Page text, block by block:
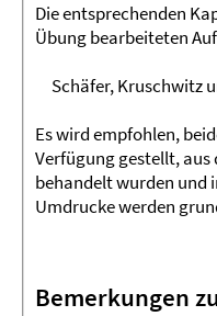
Die entsprechenden
Übung bearbeiteten
Schäfer, Kruschwitz
Es wird empfohlen,
Verfügung gestellt,
behandelt wurden und
Umdrucke werden
Bemerkungen